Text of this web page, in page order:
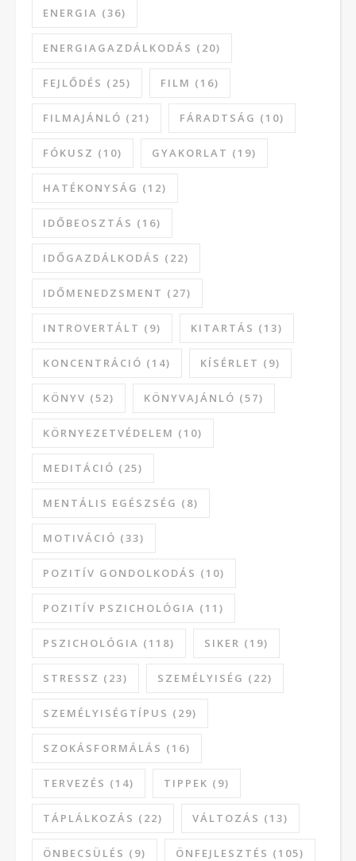
ENERGIA (36)
ENERGIAGAZDÁLKODÁS (20)
FEJLŐDÉS (25) FILM (16)
FILMAJÁNLÓ (21) FÁRADTSÁG (10)
FÓKUSZ (10) GYAKORLAT (19)
HATÉKONYSÁG (12)
IDŐBEOSZTÁS (16)
IDŐGAZDÁLKODÁS (22)
IDŐMENEDZSMENT (27)
INTROVERTÁLT (9) KITARTÁS (13)
KONCENTRÁCIÓ (14) KÍSÉRLET (9)
KÖNYV (52) KÖNYVAJÁNLÓ (57)
KÖRNYEZETVÉDELEM (10)
MEDITÁCIÓ (25)
MENTÁLIS EGÉSZSÉG (8)
MOTIVÁCIÓ (33)
POZITÍV GONDOLKODÁS (10)
POZITÍV PSZICHOLÓGIA (11)
PSZICHOLÓGIA (118) SIKER (19)
STRESSZ (23) SZEMÉLYISÉG (22)
SZEMÉLYISÉGTÍPUS (29)
SZOKÁSFORMÁLÁS (16)
TERVEZÉS (14) TIPPEK (9)
TÁPLÁLKOZÁS (22) VÁLTOZÁS (13)
ÖNBECSÜLÉS (9) ÖNFEJLESZTÉS (105)